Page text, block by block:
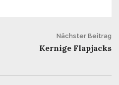
Nächster Beitrag
Kernige Flapjacks